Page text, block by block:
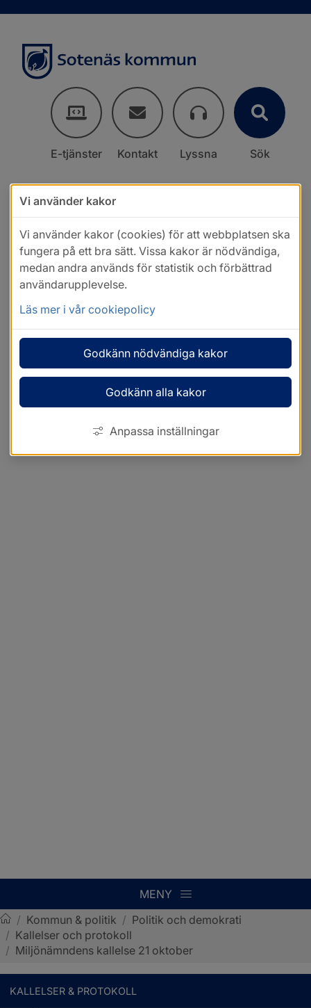
E-tjänster Kontakt Lyssna Sök
MENY
Sotenäs kommun
/ Kommun & politik / Politik och demokrati
/ Kallelser och protokoll
/ Miljönämndens kallelse 21 oktober
KALLELSER & PROTOKOLL
Vi använder kakor
Vi använder kakor (cookies) för att webbplatsen ska
fungera på ett bra sätt. Vissa kakor är nödvändiga,
medan andra används för statistik och förbättrad
användarupplevelse.
Läs mer i vår cookiepolicy
Godkänn nödvändiga kakor
Godkänn alla kakor
Anpassa inställningar